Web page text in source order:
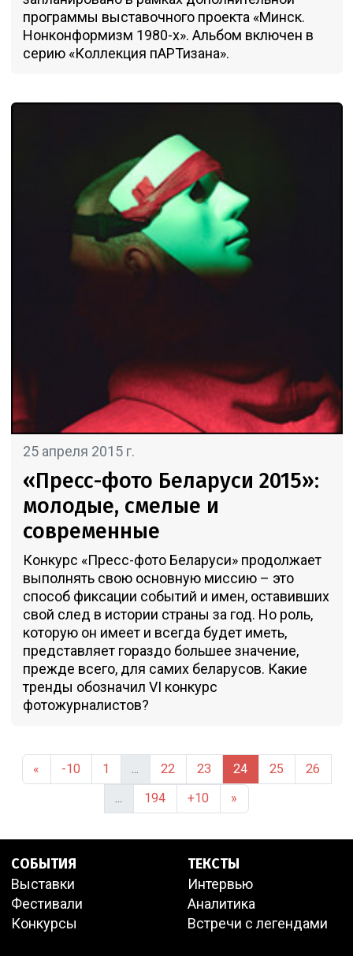
программы выставочного проекта «Минск.
Нонконформизм 1980-x». Альбом включен в
серию «Коллекция пАРТизана».
25 апреля 2015 г.
«Пресс-фото Беларуси 2015»:
молодые, смелые и
современные
Конкурс «Пресс-фото Беларуси» продолжает
выполнять свою основную миссию – это
способ фиксации событий и имен, оставивших
свой след в истории страны за год. Но роль,
которую он имеет и всегда будет иметь,
представляет гораздо большее значение,
прежде всего, для самих беларусов. Какие
тренды обозначил VI конкурс
фотожурналистов?
« -10 1 ... 22 23 24 25
26
...
194 +10 »
СОБЫТИЯ
Выставки
Фестивали
Конкурсы
ТЕКСТЫ
Интервью
Аналитика
Встречи с легендами